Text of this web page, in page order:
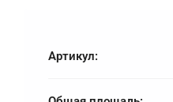
Артикул: